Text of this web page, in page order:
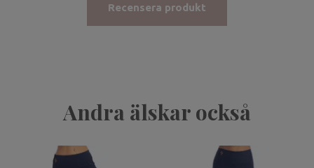
Recensera produkt
Andra älskar också